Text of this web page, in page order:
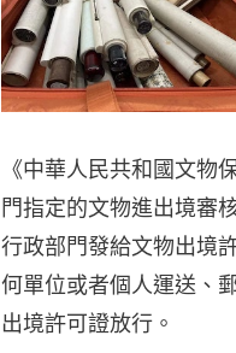
《中華人民共和國文物
門指定的文物進出境審
行政部門發給文物出境
何單位或者個人運送、
出境許可證放行。